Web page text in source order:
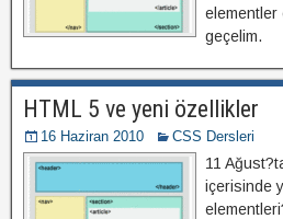
elementler
geçelim.
HTML 5 ve yeni özellikler
16 Haziran 2010 CSS Dersleri
11
içerisinde